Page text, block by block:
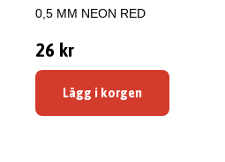
0,5 MM NEON RED
26 kr
Lägg i korgen